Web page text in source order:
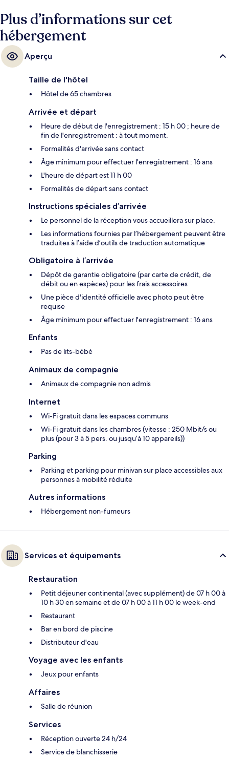
Plus d’informations sur cet
hébergement
Aperçu
Taille de l'hôtel
Hôtel de 65 chambres
Arrivée et départ
Heure de début de l'enregistrement : 15 h 00 ; heure de
fin de l'enregistrement : à tout moment.
Formalités d'arrivée sans contact
Âge minimum pour effectuer l'enregistrement : 16 ans
L'heure de départ est 11 h 00
Formalités de départ sans contact
Instructions spéciales d’arrivée
Le personnel de la réception vous accueillera sur place.
Les informations fournies par l’hébergement peuvent être
traduites à l’aide d’outils de traduction automatique
Obligatoire à l’arrivée
Dépôt de garantie obligatoire (par carte de crédit, de
débit ou en espèces) pour les frais accessoires
Une pièce d'identité officielle avec photo peut être
requise
Âge minimum pour effectuer l'enregistrement : 16 ans
Enfants
Pas de lits-bébé
Animaux de compagnie
Animaux de compagnie non admis
Internet
Wi-Fi gratuit dans les espaces communs
Wi-Fi gratuit dans les chambres (vitesse : 250 Mbit/s ou
plus (pour 3 à 5 pers. ou jusqu’à 10 appareils))
Parking
Parking et parking pour minivan sur place accessibles aux
personnes à mobilité réduite
Autres informations
Hébergement non-fumeurs
Services et équipements
Restauration
Petit déjeuner continental (avec supplément) de 07 h 00 à
10 h 30 en semaine et de 07 h 00 à 11 h 00 le week-end
Restaurant
Bar en bord de piscine
Distributeur d'eau
Voyage avec les enfants
Jeux pour enfants
Affaires
Salle de réunion
Services
Réception ouverte 24 h/24
Service de blanchisserie